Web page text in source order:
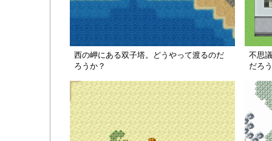
西の岬にある双子塔。どうやって渡るのだ
ろうか？
不思
だろ